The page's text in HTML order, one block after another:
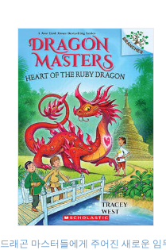
드래곤 마스터들에게 주어진 새로운 임